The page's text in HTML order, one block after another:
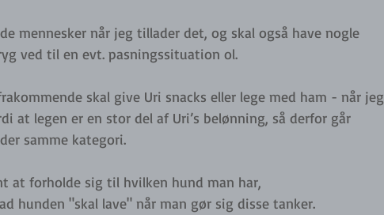
mennesker når jeg tillader det, og skal også have nogle
ved til en evt. pasningssituation ol.
skal give Uri snacks eller lege med ham - når jeg
at legen er en stor del af Uri’s belønning, så derfor går
samme kategori.
at forholde sig til hvilken hund man har,
hunden "skal lave" når man gør sig disse tanker.